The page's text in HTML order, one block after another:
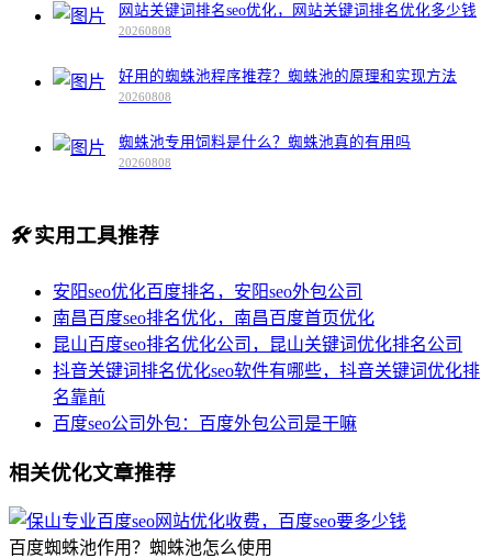
网站关键词排名seo优化，网站关键词排名优化多少钱
20260808
好用的蜘蛛池程序推荐？蜘蛛池的原理和实现方法
20260808
蜘蛛池专用饲料是什么？蜘蛛池真的有用吗
20260808
🛠️实用工具推荐
安阳seo优化百度排名，安阳seo外包公司
南昌百度seo排名优化，南昌百度首页优化
昆山百度seo排名优化公司，昆山关键词优化排名公司
抖音关键词排名优化seo软件有哪些，抖音关键词优化排
名靠前
百度seo公司外包：百度外包公司是干嘛
相关优化文章推荐
百度蜘蛛池作用？蜘蛛池怎么使用